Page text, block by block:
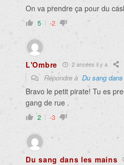
On va prendre ça pour du
5 -2
L'Ombre 2 années il y a
Répondre à Du sang
Bravo le petit pirate! Tu es
gang de rue .
2 -3
Du sang dans les mains